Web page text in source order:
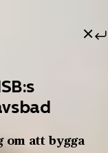
om att bygga